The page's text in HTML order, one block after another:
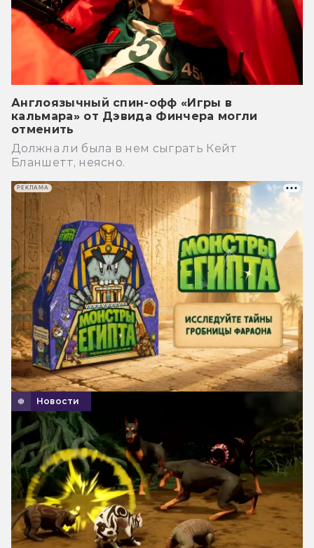
Англоязычный спин-офф «Игры в
кальмара» от Дэвида Финчера могли
отменить
Должна ли была в нем сыграть Кейт
Бланшетт, неясно.
Новости
РЕКЛАМА